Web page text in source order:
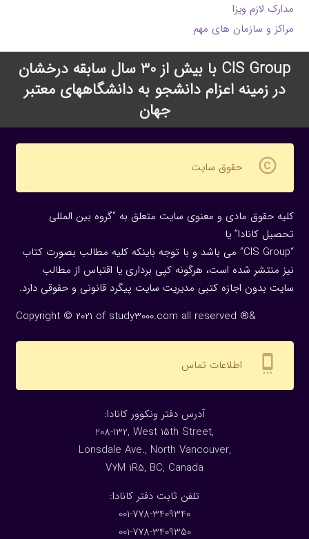
مدارک لازم ویزا
مراکز و سازمان های مهم
CIS Group با بیش از 30 سال سابقه درخشان
در زمینه اعزام دانشجو به دانشگاههای معتبر
جهان
copyright حقوق سایت
کلیه حقوق مادی و معنوی سایت متعلق به “گروه بین المللی
تحصیل کانادا” یا
“CIS Group” می باشد و با توجه باینکه کلیه مطالب بصورت کتاب
نیز منتشر شده است، هرگونه كپی برداری یا اقتباس از مطالب
سایت بدون اجازه كتبی مدیریت سایت پیگرد قانونی و حقوقی دارد.
Copyright © 2021 of study3000.com all reserved ®&
settings_cell اطلاعات تماس
:آدرس دفتر ونکوور کانادا
208-132, West 15th Street,
Lonsdale Ave., North Vancouver,
V7M 1R5, BC, Canada
:تلفن ثابت دفتر کانادا
001-778-3409340
001-778-3409350